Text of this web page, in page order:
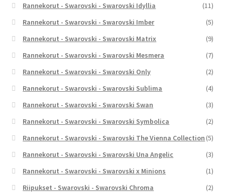
Rannekorut - Swarovski - Swarovski Idyllia
(11)
Rannekorut - Swarovski - Swarovski Imber
(5)
Rannekorut - Swarovski - Swarovski Matrix
(9)
Rannekorut - Swarovski - Swarovski Mesmera
(7)
Rannekorut - Swarovski - Swarovski Only
(2)
Rannekorut - Swarovski - Swarovski Sublima
(4)
Rannekorut - Swarovski - Swarovski Swan
(3)
Rannekorut - Swarovski - Swarovski Symbolica
(2)
Rannekorut - Swarovski - Swarovski The Vienna Collection (5)
Rannekorut - Swarovski - Swarovski Una Angelic
(3)
Rannekorut - Swarovski - Swarovski x Minions
(1)
Riipukset - Swarovski - Swarovski Chroma
(2)